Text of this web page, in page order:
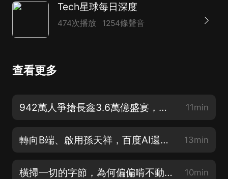
Tech星球每日深度
474次播放 1254條聲音
查看更多
942萬人爭搶長鑫3.6萬億盛宴，誰套現離場，誰重倉豪賭？ 11min
轉向B端、啟用孫天祥，百度AI還剩幾張底牌？ 13min
橫掃一切的字節，為何偏偏啃不動付費網文？ 10min